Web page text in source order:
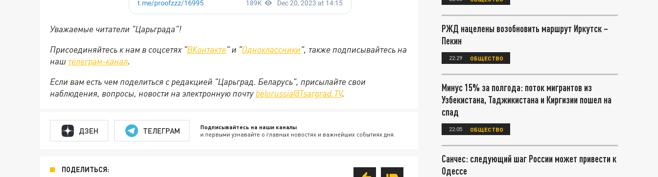
Уважаемые читатели "Царьграда"!
Присоединяйтесь к нам в соцсетях "ВКонтакте" и "Одноклассники", также подписывайтесь на
наш телеграм-канал.
Если вам есть чем поделиться с редакцией "Царьград. Беларусь", присылайте свои
наблюдения, вопросы, новости на электронную почту belorussia@Tsargrad.TV.
ДЗЕН ТЕЛЕГРАМ Подписывайтесь на наши каналы
и первыми узнавайте о главных новостях и важнейших событиях дня.
ПОДЕЛИТЬСЯ:
РЖД нацелены возобновить маршрут Иркутск –
Пекин
22:29 ОБЩЕСТВО
Минус 15% за полгода: поток мигрантов из
Узбекистана, Таджикистана и Киргизии пошел на
спад
22:05 ОБЩЕСТВО
Санчес: следующий шаг России может привести к
Одессе